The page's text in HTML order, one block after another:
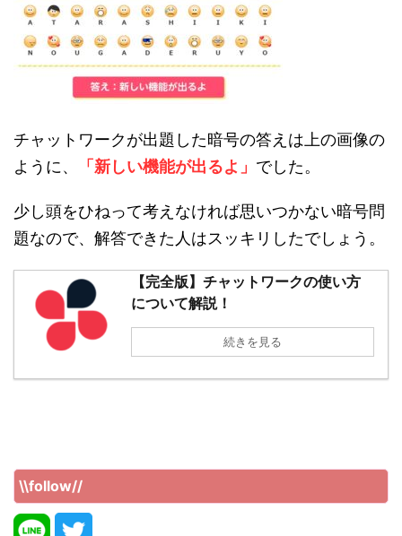
チャットワークが出題した暗号の答えは上の画像の
ように、
「新しい機能が出るよ」 でした。
少し頭をひねって考えなければ思いつかない暗号問
題なので、解答できた人はスッキリしたでしょう。
【完全版】チャットワークの使い方
について解説！
続きを見る
\\follow//